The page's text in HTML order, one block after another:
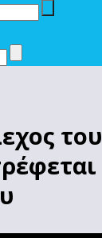
του